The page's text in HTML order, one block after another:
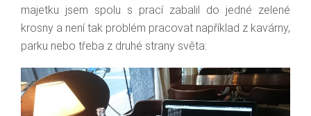
majetku jsem spolu s prací zabalil do jedné zelené
krosny a není tak problém pracovat například z kavárny,
parku nebo třeba z druhé strany světa: